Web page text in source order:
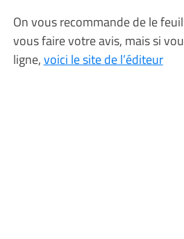
On vous recommande de le
vous faire votre avis, mais si
ligne,voici le site de l’éditeur